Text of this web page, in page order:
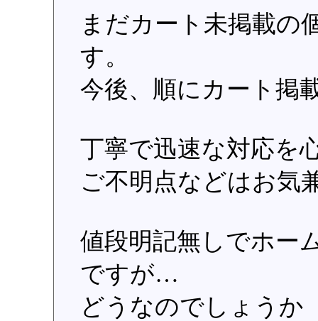
まだカート未掲載の
す。
今後、順にカート掲
丁寧で迅速な対応を
ご不明点などはお気
値段明記無しでホー
ですが…
どうなのでしょうか